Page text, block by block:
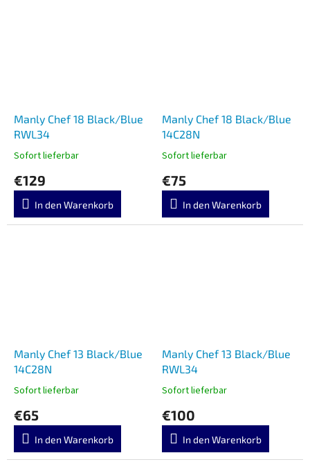
Manly Chef 18 Black/Blue
RWL34
Sofort lieferbar
€129
In den Warenkorb
Manly Chef 18 Black/Blue
14C28N
Sofort lieferbar
€75
In den Warenkorb
Manly Chef 13 Black/Blue
14C28N
Sofort lieferbar
€65
In den Warenkorb
Manly Chef 13 Black/Blue
RWL34
Sofort lieferbar
€100
In den Warenkorb